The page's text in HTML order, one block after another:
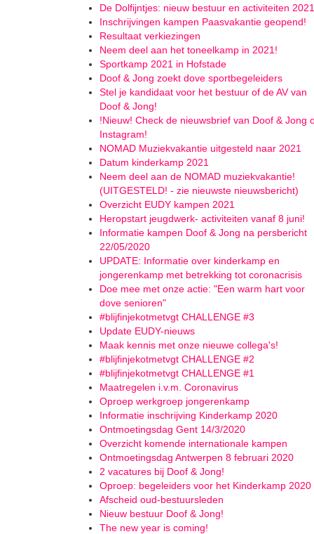
De Dolfijntjes: nieuw bestuur en activiteiten 2021
Inschrijvingen kampen Paasvakantie geopend!
Resultaat verkiezingen
Neem deel aan het toneelkamp in 2021!
Sportkamp 2021 in Hofstade
Doof & Jong zoekt dove sportbegeleiders
Stel je kandidaat voor het bestuur of de AV van
Doof & Jong!
!Nieuw! Check de nieuwsbrief van Doof & Jong
Instagram!
NOMAD Muziekvakantie uitgesteld naar 2021
Datum kinderkamp 2021
Neem deel aan de NOMAD muziekvakantie!
(UITGESTELD! - zie nieuwste nieuwsbericht)
Overzicht EUDY kampen 2021
Heropstart jeugdwerk- activiteiten vanaf 8 juni!
Informatie kampen Doof & Jong na persbericht
22/05/2020
UPDATE: Informatie over kinderkamp en
jongerenkamp met betrekking tot coronacrisis
Doe mee met onze actie: "Een warm hart voor
dove senioren"
#blijfinjekotmetvgt CHALLENGE #3
Update EUDY-nieuws
Maak kennis met onze nieuwe collega's!
#blijfinjekotmetvgt CHALLENGE #2
#blijfinjekotmetvgt CHALLENGE #1
Maatregelen i.v.m. Coronavirus
Oproep werkgroep jongerenkamp
Informatie inschrijving Kinderkamp 2020
Ontmoetingsdag Gent 14/3/2020
Overzicht komende internationale kampen
Ontmoetingsdag Antwerpen 8 februari 2020
2 vacatures bij Doof & Jong!
Oproep: begeleiders voor het Kinderkamp 2020
Afscheid oud-bestuursleden
Nieuw bestuur Doof & Jong!
The new year is coming!